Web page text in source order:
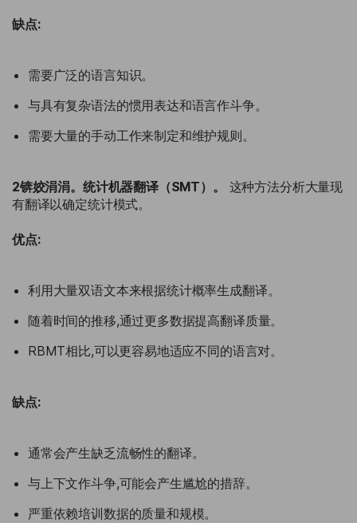
缺点:
需要广泛的语言知识。
与具有复杂语法的惯用表达和语言作斗争。
需要大量的手动工作来制定和维护规则。
2锛姣涓涓。统计机器翻译（SMT）。
这种方法分析大量现
有翻译以确定统计模式。
优点:
利用大量双语文本来根据统计概率生成翻译。
随着时间的推移,通过更多数据提高翻译质量。
RBMT相比,可以更容易地适应不同的语言对。
缺点:
通常会产生缺乏流畅性的翻译。
与上下文作斗争,可能会产生尴尬的措辞。
严重依赖培训数据的质量和规模。